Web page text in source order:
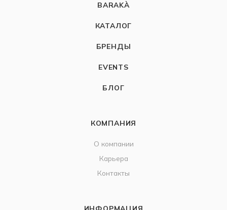
BARAKÀ
КАТАЛОГ
БРЕНДЫ
EVENTS
БЛОГ
КОМПАНИЯ
О компании
Карьера
Контакты